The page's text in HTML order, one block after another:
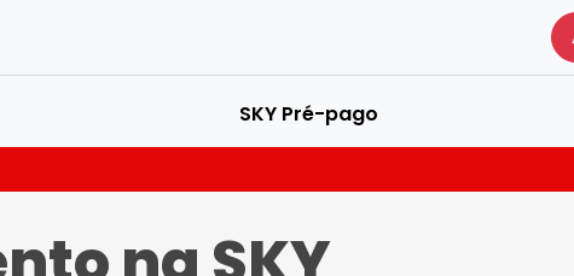
SKY Pré-pago